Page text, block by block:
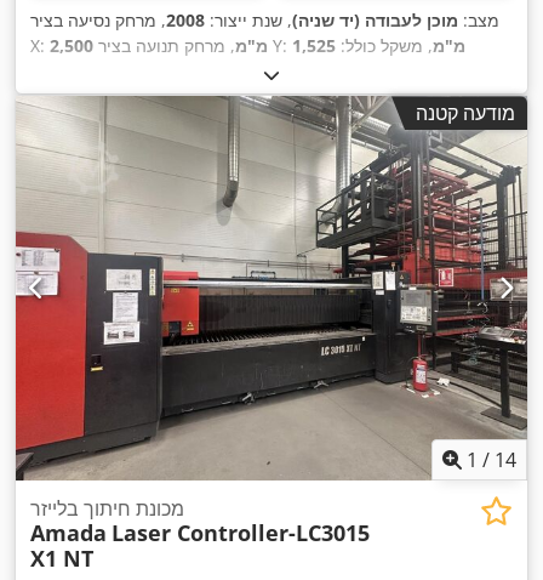
מצב: מוכן לעבודה (יד שניה), שנת ייצור: 2008, מרחק נסיעה בציר
X:
2,500 מ"מ , מרחק תנועה בציר Y: 1,525 מ"מ, משקל כולל:
, עומס שולחן:
מודעה קטנה
1 / 14
מכונת חיתוך בלייזר
Amada Laser Controller-LC3015
X1 NT